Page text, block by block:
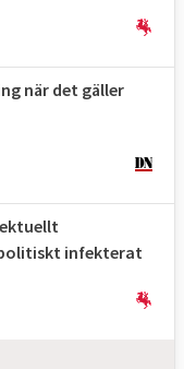
avvisade ett
accepterats
när det gäller
infekterat